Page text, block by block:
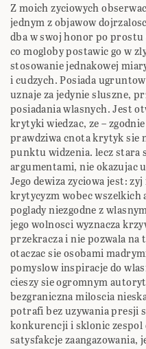
Z moich zyciowych
jednym z objawow
dba w swoj honor po
co mogloby postawic go w
stosowanie jednakowej
i cudzych. Posiada
uznaje za jedynie sluszne,
posiadania wlasnych. Jest
krytyki wiedzac, ze –
prawdziwa cnota krytyk sie
punktu widzenia. lecz stara
argumentami, nie okazujac
Jego dewiza zyciowa jest:
krytycyzm wobec
poglady niezgodne z
jego wolnosci wyznacza
przekracza i nie pozwala
otaczac sie osobami
pomyslow inspiracje do
cieszy sie ogromnym
bezgraniczna miloscia
potrafi bez uzywania presji
konkurencji i sklonic zespol
satysfakcje zaangazowania,